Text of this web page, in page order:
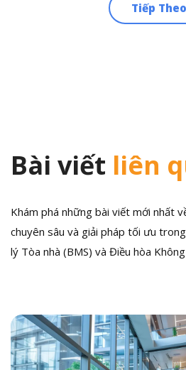
Tiếp Theo
Bài viết liên
Khám phá những bài viết mới nhất
chuyên sâu và giải pháp tối ưu
lý Tòa nhà (BMS) và Điều hòa